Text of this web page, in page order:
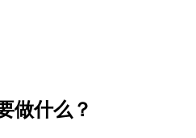
做什么？